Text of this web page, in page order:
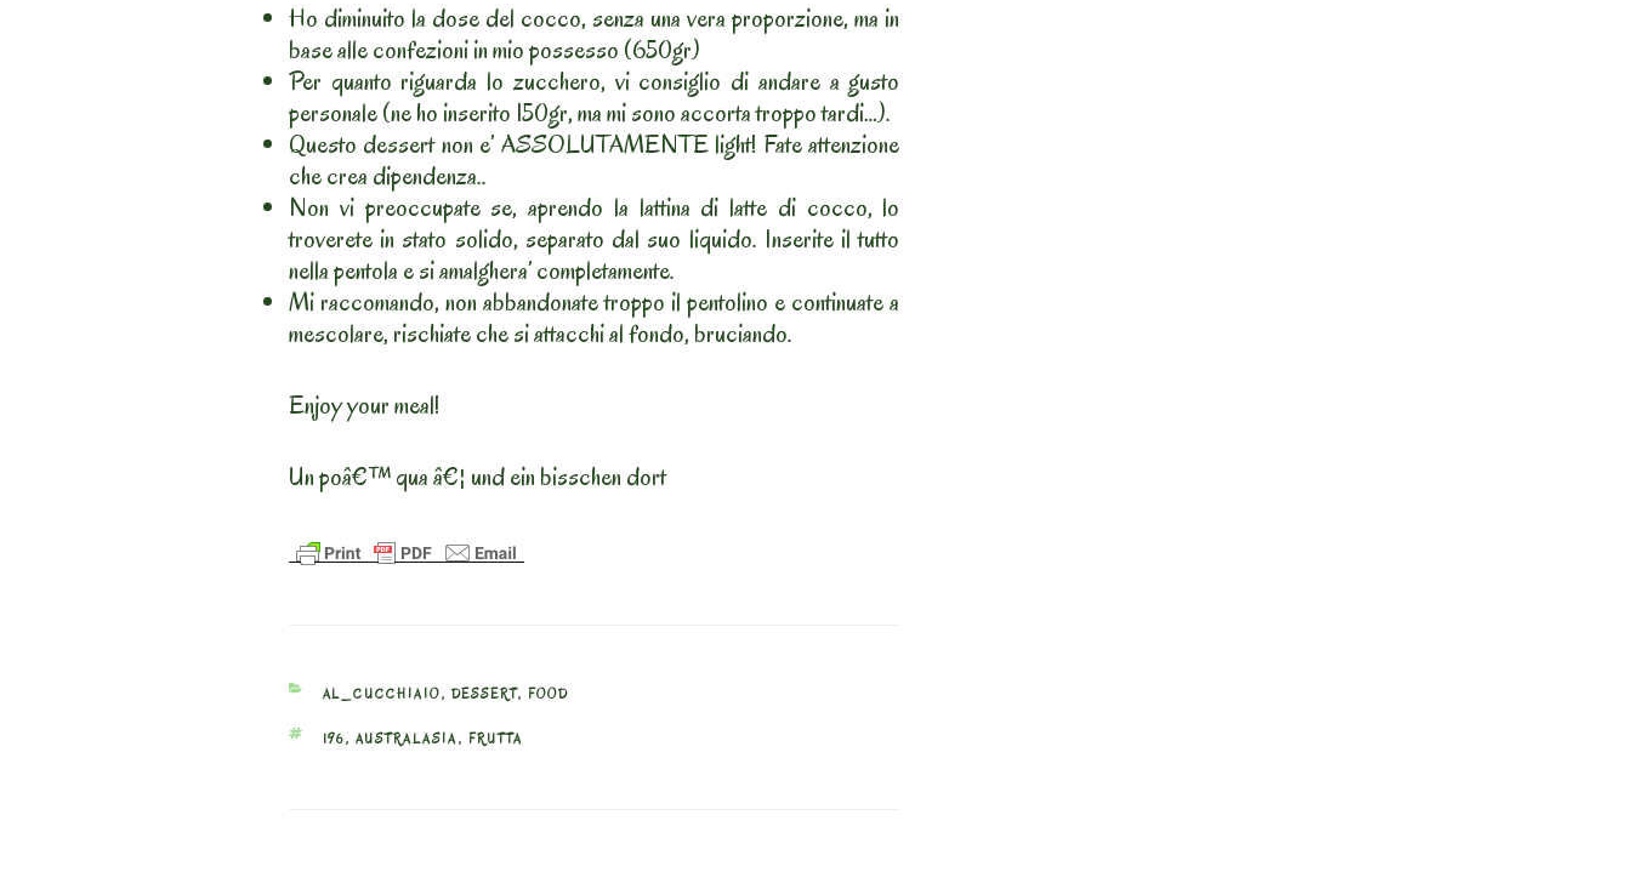
Ho diminuito la dose del cocco, senza una vera proporzione, ma in
base alle confezioni in mio possesso (650gr)
Per quanto riguarda lo zucchero, vi consiglio di andare a gusto
personale (ne ho inserito 150gr, ma mi sono accorta troppo tardi…).
Questo dessert non e’ ASSOLUTAMENTE light! Fate attenzione
che crea dipendenza..
Non vi preoccupate se, aprendo la lattina di latte di cocco, lo
troverete in stato solido, separato dal suo liquido. Inserite il tutto
nella pentola e si amalghera’ completamente.
Mi raccomando, non abbandonate troppo il pentolino e continuate a
mescolare, rischiate che si attacchi al fondo, bruciando.
Enjoy your meal!
Un poâ€™ qua â€¦ und ein bisschen dort
CATEGORIES
AL_CUCCHIAIO, DESSERT, FOOD
TAGS
196, AUSTRALASIA, FRUTTA